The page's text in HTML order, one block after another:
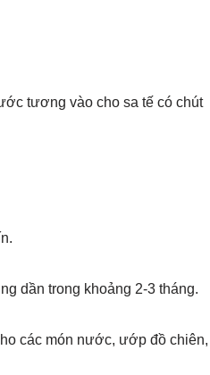
tương vào cho sa tế có chút
dần trong khoảng 2-3 tháng.
các món nước, ướp đồ chiên,